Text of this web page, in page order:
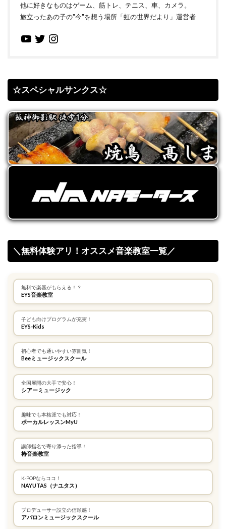
他に好きなものはゲーム、筋トレ、テニス、車、カメラ。
旅立ったあの子の"今"を想う場所「虹の世界だより」運営者
☆スペシャルサンクス☆
＼無料体験アリ！オススメ音楽教室一覧／
無料で楽器がもらえる！？
EYS音楽教室
子ども向けプログラムが充実！
EYS-Kids
初心者でも通いやすい雰囲気！
Beeミュージックスクール
全国展開の大手で安心！
シアーミュージック
趣味でも本格派でも対応！
ボーカルレッスンMyU
講師指名で寄り添った指導！
椿音楽教室
K-POPならココ！
NAYUTAS（ナユタス）
プロデューサー設立の信頼感！
アバロンミュージックスクール